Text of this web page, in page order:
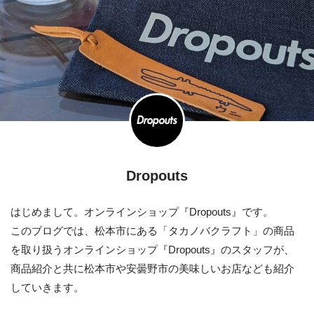
Dropouts
はじめまして。オンラインショップ『Dropouts』です。
このブログでは、松本市にある「タカノバクラフト」の商品
を取り扱うオンラインショップ『Dropouts』のスタッフが、
商品紹介と共に松本市や安曇野市の美味しいお店なども紹介
していきます。